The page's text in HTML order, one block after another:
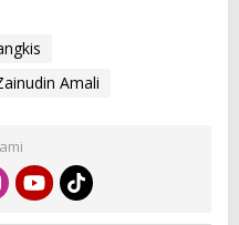
Amali